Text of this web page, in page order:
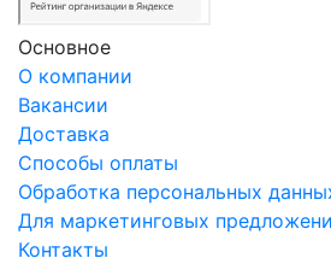
Основное
О компании
Вакансии
Доставка
Способы оплаты
Обработка персональных
Для маркетинговых
Контакты